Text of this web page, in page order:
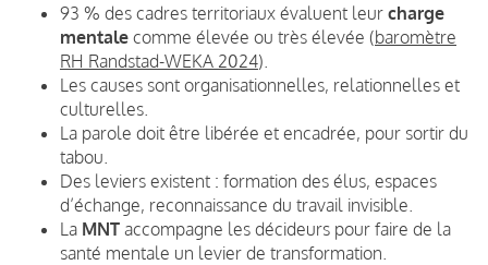
93 % des cadres territoriaux évaluent leur charge
mentale comme élevée ou très élevée (baromètre
RH Randstad-WEKA 2024).
Les causes sont organisationnelles, relationnelles et
culturelles.
La parole doit être libérée et encadrée, pour sortir du
tabou.
Des leviers existent : formation des élus, espaces
d’échange, reconnaissance du travail invisible.
La MNT accompagne les décideurs pour faire de la
santé mentale un levier de transformation.